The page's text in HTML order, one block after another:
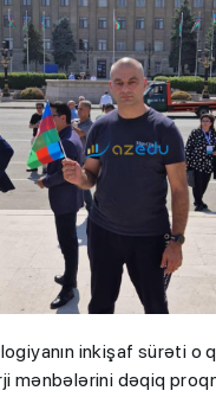
inkişaf sürəti o
mənbələrini dəqiq